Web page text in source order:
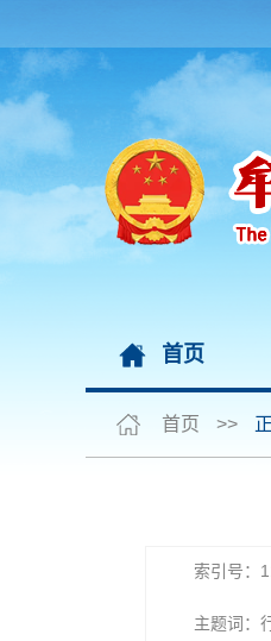
首页
首页 >>
索引号：
主题词：